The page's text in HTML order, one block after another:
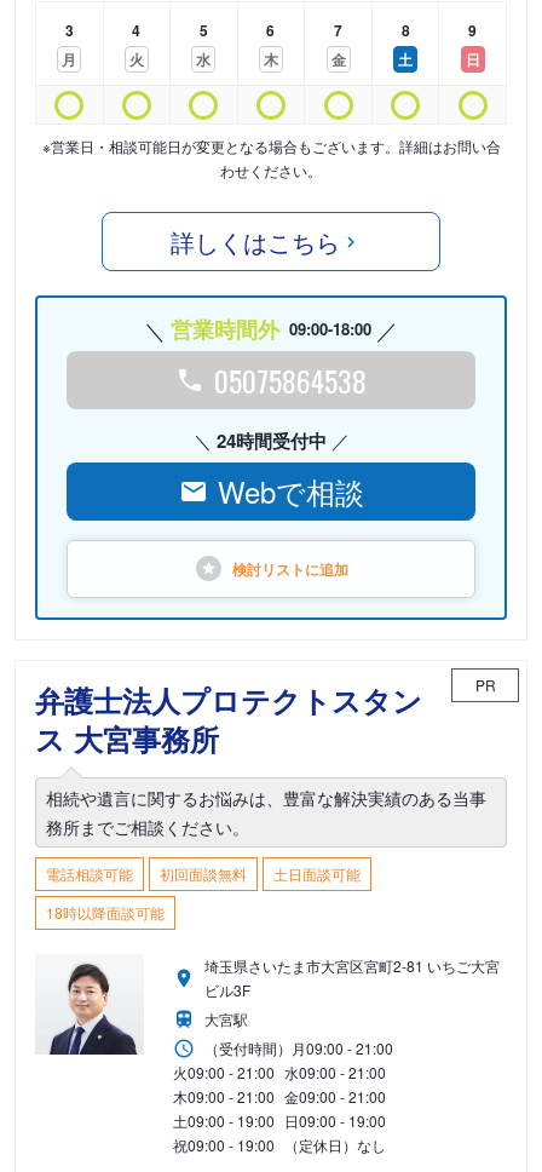
3
月
4
火
5
水
6
木
7
金
8
土
9
日
※営業日・相談可能日が変更となる場合もございます。詳細はお問い合
わせください。
詳しくはこちら
営業時間外 09:00-18:00
05075864538
24時間受付中
Webで相談
検討リストに追加
弁護士法人プロテクトスタン
ス 大宮事務所
PR
相続や遺言に関するお悩みは、豊富な解決実績のある当事
務所までご相談ください。
電話相談可能 初回面談無料
土日面談可能
18時以降面談可能
埼玉県さいたま市大宮区宮町2-81 いちご大宮
ビル3F
大宮駅
（受付時間） 月09:00 - 21:00
火09:00 - 21:00 水09:00 - 21:00
木09:00 - 21:00 金09:00 - 21:00
土09:00 - 19:00 日09:00 - 19:00
祝09:00 - 19:00 （定休日）なし